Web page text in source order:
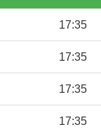
17:35
17:35
17:35
17:35